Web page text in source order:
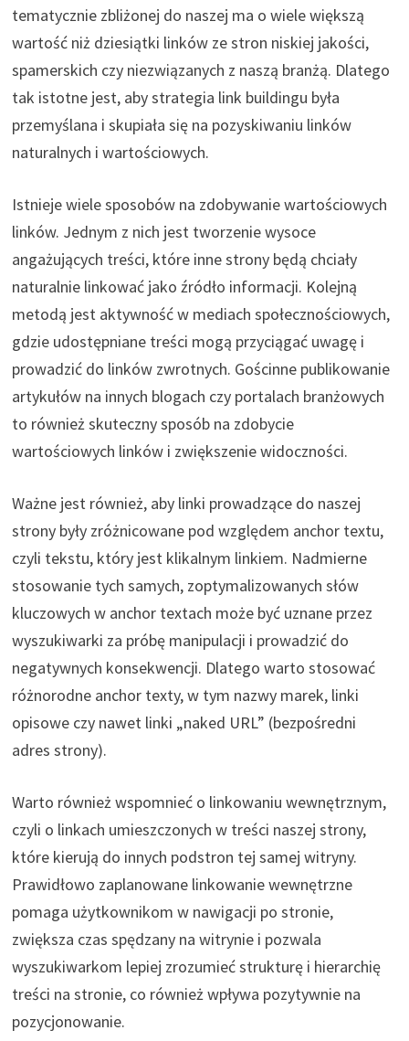
tematycznie zbliżonej do naszej ma o wiele większą
wartość niż dziesiątki linków ze stron niskiej jakości,
spamerskich czy niezwiązanych z naszą branżą. Dlatego
tak istotne jest, aby strategia link buildingu była
przemyślana i skupiała się na pozyskiwaniu linków
naturalnych i wartościowych.
Istnieje wiele sposobów na zdobywanie wartościowych
linków. Jednym z nich jest tworzenie wysoce
angażujących treści, które inne strony będą chciały
naturalnie linkować jako źródło informacji. Kolejną
metodą jest aktywność w mediach społecznościowych,
gdzie udostępniane treści mogą przyciągać uwagę i
prowadzić do linków zwrotnych. Gościnne publikowanie
artykułów na innych blogach czy portalach branżowych
to również skuteczny sposób na zdobycie
wartościowych linków i zwiększenie widoczności.
Ważne jest również, aby linki prowadzące do naszej
strony były zróżnicowane pod względem anchor textu,
czyli tekstu, który jest klikalnym linkiem. Nadmierne
stosowanie tych samych, zoptymalizowanych słów
kluczowych w anchor textach może być uznane przez
wyszukiwarki za próbę manipulacji i prowadzić do
negatywnych konsekwencji. Dlatego warto stosować
różnorodne anchor texty, w tym nazwy marek, linki
opisowe czy nawet linki „naked URL” (bezpośredni
adres strony).
Warto również wspomnieć o linkowaniu wewnętrznym,
czyli o linkach umieszczonych w treści naszej strony,
które kierują do innych podstron tej samej witryny.
Prawidłowo zaplanowane linkowanie wewnętrzne
pomaga użytkownikom w nawigacji po stronie,
zwiększa czas spędzany na witrynie i pozwala
wyszukiwarkom lepiej zrozumieć strukturę i hierarchię
treści na stronie, co również wpływa pozytywnie na
pozycjonowanie.